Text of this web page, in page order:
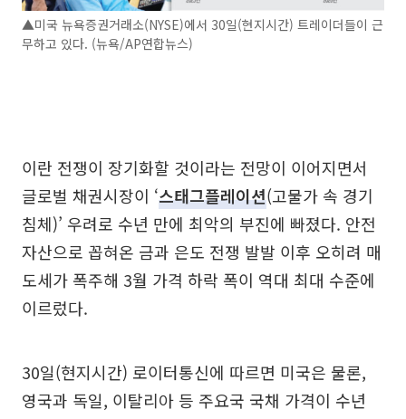
▲미국 뉴욕증권거래소(NYSE)에서 30일(현지시간) 트레이더들이 근
무하고 있다. (뉴욕/AP연합뉴스)
이란 전쟁이 장기화할 것이라는 전망이 이어지면서
글로벌 채권시장이 ‘스태그플레이션(고물가 속 경기
침체)’ 우려로 수년 만에 최악의 부진에 빠졌다. 안전
자산으로 꼽혀온 금과 은도 전쟁 발발 이후 오히려 매
도세가 폭주해 3월 가격 하락 폭이 역대 최대 수준에
이르렀다.
30일(현지시간) 로이터통신에 따르면 미국은 물론,
영국과 독일, 이탈리아 등 주요국 국채 가격이 수년